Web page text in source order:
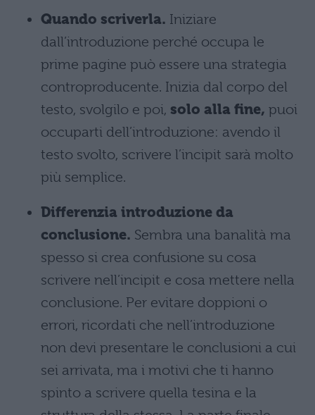
Quando scriverla. Iniziare
dall’introduzione perché occupa le
prime pagine può essere una strategia
controproducente. Inizia dal corpo del
testo, svolgilo e poi, solo alla fine, puoi
occuparti dell’introduzione: avendo il
testo svolto, scrivere l’incipit sarà molto
più semplice.
Differenzia introduzione da
conclusione. Sembra una banalità ma
spesso si crea confusione su cosa
scrivere nell’incipit e cosa mettere nella
conclusione. Per evitare doppioni o
errori, ricordati che nell’introduzione
non devi presentare le conclusioni a cui
sei arrivata, ma i motivi che ti hanno
spinto a scrivere quella tesina e la